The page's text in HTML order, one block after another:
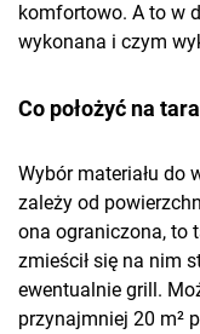
komfortowo. A to w
wykonana i czym
Co położyć na
Wybór materiału do
zależy od
ona ograniczona, to
zmieścił się na nim
ewentualnie grill.
przynajmniej 20 m²